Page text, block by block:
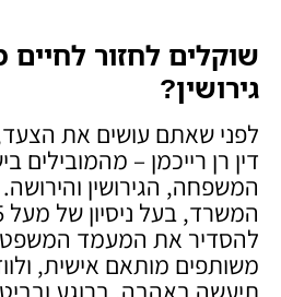
שוקלים לחזור
גירושין?
לפני שאתם עושים את
דין רן רייכמן – מהמובילים
המשפחה, הגירושין והירושה.
להסדיר את המעמד
משותפים מותאם אישית,